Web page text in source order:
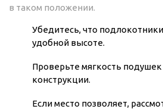
в таком положении.
Убедитесь, что
удобной высоте.
Проверьте мягкость подушек
конструкции.
Если место позволяет,